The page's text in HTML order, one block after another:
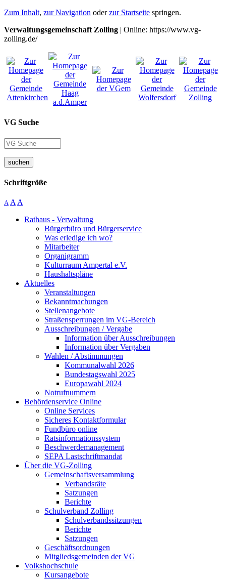
Zum Inhalt, zur Navigation oderzur Startseite springen.
Verwaltungsgemeinschaft Zolling | Online: https://www.vg-
zolling.de/
VG Suche
suchen
Schriftgröße
A A A
Rathaus - Verwaltung
Bürgerbüro und Bürgerservice
Was erledige ich wo?
Mitarbeiter
Organigramm
Kulturraum Ampertal e.V.
Haushaltspläne
Aktuelles
Veranstaltungen
Bekanntmachungen
Stellenangebote
Straßensperrungen im VG-Bereich
Ausschreibungen / Vergabe
Information über Ausschreibungen
Information über Vergaben
Wahlen / Abstimmungen
Kommunalwahl 2026
Bundestagswahl 2025
Europawahl 2024
Notrufnummern
Behördenservice Online
Online Services
Sicheres Kontaktformular
Fundbüro online
Ratsinformationssystem
Beschwerdemanagement
SEPA Lastschriftmandat
Über die VG-Zolling
Gemeinschaftsversammlung
Verbandsräte
Satzungen
Berichte
Schulverband Zolling
Schulverbandssitzungen
Berichte
Satzungen
Geschäftsordnungen
Mitgliedsgemeinden der VG
Volkshochschule
Kursangebote